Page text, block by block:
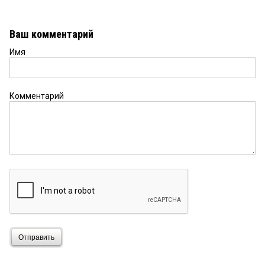
Ваш комментарий
Имя
Комментарий
Отправить